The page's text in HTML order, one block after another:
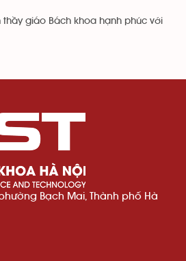
thầy giáo Bách khoa hạnh phúc với
Bạch Mai, Thành phố Hà